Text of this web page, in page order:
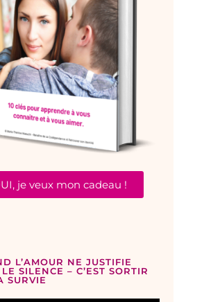
je veux mon cadeau !
L’AMOUR NE JUSTIFIE
SILENCE – C’EST SORTIR
SURVIE